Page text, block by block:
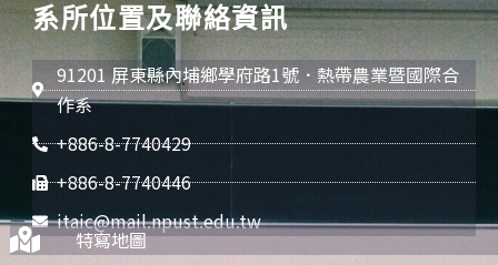
系所位置及聯絡資訊
91201 屏東縣內埔鄉學府路1號．熱帶農業暨國際合
作系
+886-8-7740429
+886-8-7740446
itaic@mail.npust.edu.tw
特寫地圖